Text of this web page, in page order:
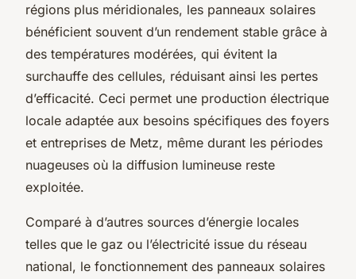
régions plus méridionales, les panneaux solaires
bénéficient souvent d’un rendement stable grâce à
des températures modérées, qui évitent la
surchauffe des cellules, réduisant ainsi les pertes
d’efficacité. Ceci permet une production électrique
locale adaptée aux besoins spécifiques des foyers
et entreprises de Metz, même durant les périodes
nuageuses où la diffusion lumineuse reste
exploitée.
Comparé à d’autres sources d’énergie locales
telles que le gaz ou l’électricité issue du réseau
national, le fonctionnement des panneaux solaires